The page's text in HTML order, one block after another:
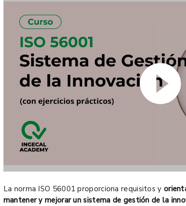
La norma ISO 56001 proporciona requisitos y
mantener y mejorar un sistema de gestión de la